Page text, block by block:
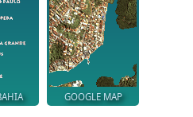
GOOGLE MAP